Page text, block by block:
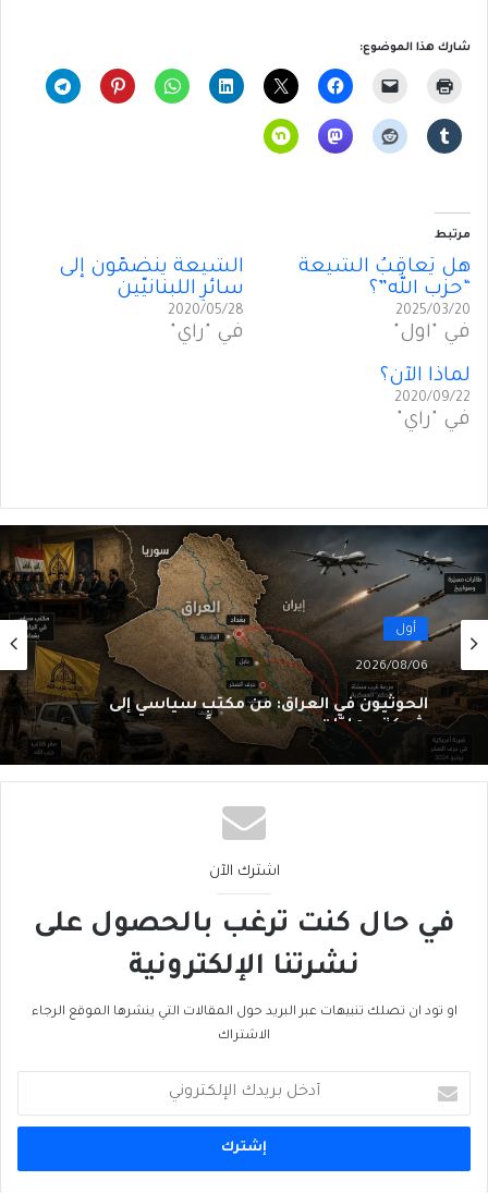
شارك هذا الموضوع:
مرتبط
هل يُعاقِبُ الشيعة
“حزب الله”؟
2025/03/20
في "أول"
الشيعةُ ينضَمّون إلى
سائرِ اللبنانيّين
2020/05/28
في "رأي"
لماذا الآن؟
2020/09/22
في "رأي"
أول
2026/08/06
الحوثيون في العراق: من مكتبٍ سياسي إلى
شبكةِ عمليّات
اشترك الآن
في حال كنت ترغب بالحصول على
نشرتنا الإلكترونية
او تود ان تصلك تنبيهات عبر البريد حول المقالات التي ينشرها الموقع الرجاء
الاشتراك
بريدك
الإلكتروني